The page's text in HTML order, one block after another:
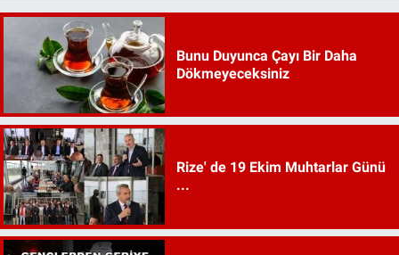
Bunu Duyunca Çayı Bir Daha
Dökmeyeceksiniz
Rize' de 19 Ekim Muhtarlar Günü
...